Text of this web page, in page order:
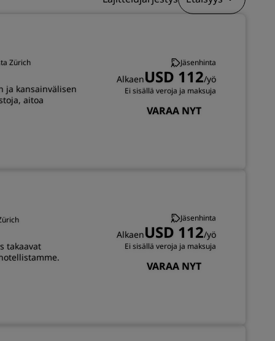
Zürich
ja kansainvälisen
aitoa
Jäsenhinta
AlkaenUSD 112/yö
Ei sisällä veroja ja maksuja
VARAA NYT
takaavat
Jäsenhinta
AlkaenUSD 112/yö
Ei sisällä veroja ja maksuja
VARAA NYT